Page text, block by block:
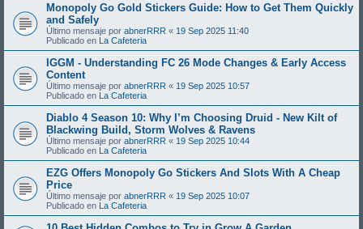
Monopoly Go Gold Stickers Guide: How to Get Them Quickly
and Safely
Último mensaje por abnerRRR « 19 Sep 2025 11:40
Publicado en La Cafeteria
IGGM - Understanding FC 26 Mode Changes & Early Access
Content
Último mensaje por abnerRRR « 19 Sep 2025 10:57
Publicado en La Cafeteria
Diablo 4 Season 10: Why I’m Choosing Druid - New Kilt of
Blackwing Build, Storm Wolves & Ravens
Último mensaje por abnerRRR « 19 Sep 2025 10:44
Publicado en La Cafeteria
EZG Offers Monopoly Go Stickers And Slots With A Cheap
Price
Último mensaje por abnerRRR « 19 Sep 2025 10:07
Publicado en La Cafeteria